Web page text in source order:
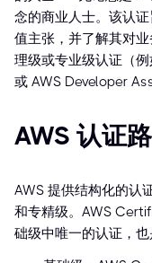
念的商业人士。该认
值主张，并了解其对
理级或专业级认证（
或 AWS Developer
AWS 认证
AWS 提供结构化的认
和专精级。AWS
础级中唯一的认证，也